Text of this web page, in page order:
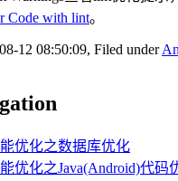
Code with lint。
12 08:50:09, Filed under
优化之数据库优化
优化之Java(Android)代码